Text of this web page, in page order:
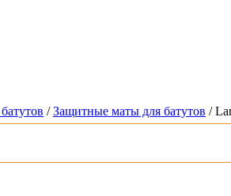
/Защитные маты для батутов /